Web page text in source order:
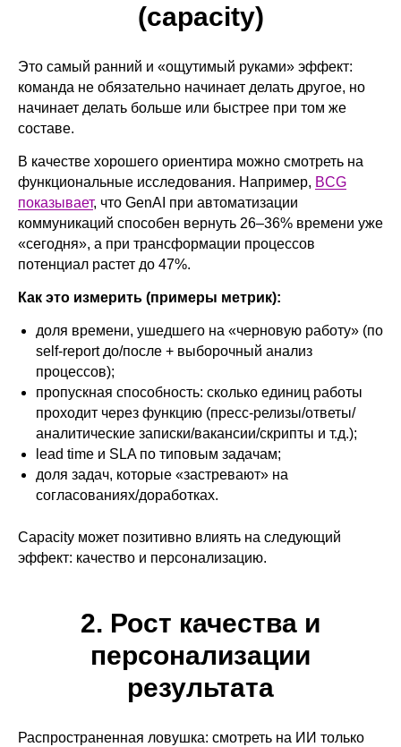
(capacity)
Это самый ранний и «ощутимый руками» эффект:
команда не обязательно начинает делать другое, но
начинает делать больше или быстрее при том же
составе.
В качестве хорошего ориентира можно смотреть на
функциональные исследования. Например, BCG
показывает, что GenAI при автоматизации
коммуникаций способен вернуть 26–36% времени уже
«сегодня», а при трансформации процессов
потенциал растет до 47%.
Как это измерить (примеры метрик):
доля времени, ушедшего на «черновую работу» (по
self-report до/после + выборочный анализ
процессов);
пропускная способность: сколько единиц работы
проходит через функцию (пресс-релизы/ответы/
аналитические записки/вакансии/скрипты и т.д.);
lead time и SLA по типовым задачам;
доля задач, которые «застревают» на
согласованиях/доработках.
Capacity может позитивно влиять на следующий
эффект: качество и персонализацию.
2. Рост качества и
персонализации
результата
Распространенная ловушка: смотреть на ИИ только